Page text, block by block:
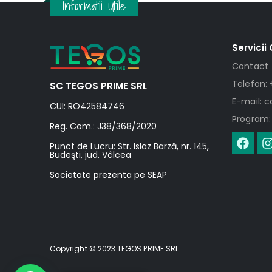
Informatii Utile
SC TEGOS PRIME SRL
CUI: RO42584746
Reg. Com.: J38/368/2020
Punct de Lucru: Str. Islaz Barză, nr. 145,
Budeşti, jud. Vâlcea
Societate prezenta pe SEAP
Servicii
Contact
Telefon:
E-mail:
Copyright © 2023 TEGOS PRIME SRL .